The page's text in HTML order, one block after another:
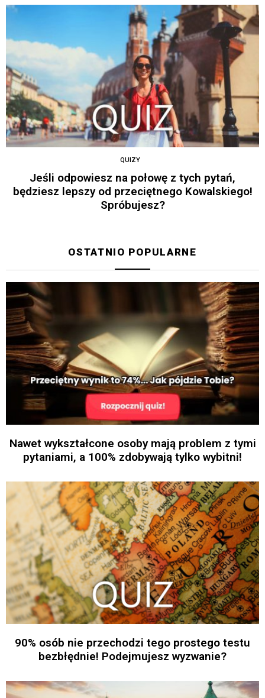
QUIZY
Jeśli odpowiesz na połowę z tych pytań,
będziesz lepszy od przeciętnego Kowalskiego!
Spróbujesz?
OSTATNIO POPULARNE
Nawet wykształcone osoby mają problem z tymi
pytaniami, a 100% zdobywają tylko wybitni!
90% osób nie przechodzi tego prostego testu
bezbłędnie! Podejmujesz wyzwanie?